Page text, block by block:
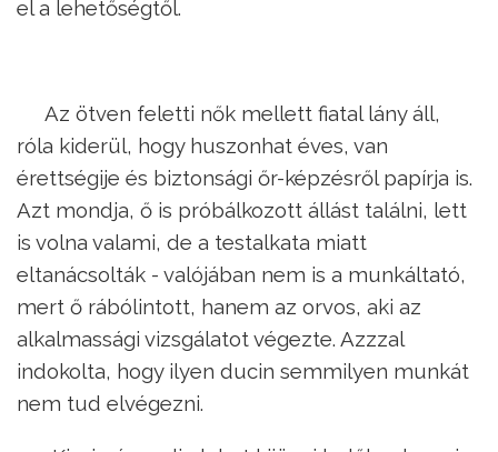
el a lehetőségtől.
Az ötven feletti nők mellett fiatal lány áll,
róla kiderül, hogy huszonhat éves, van
érettségije és biztonsági őr-képzésről papírja is.
Azt mondja, ő is próbálkozott állást találni, lett
is volna valami, de a testalkata miatt
eltanácsolták - valójában nem is a munkáltató,
mert ő rábólintott, hanem az orvos, aki az
alkalmassági vizsgálatot végezte. Azzzal
indokolta, hogy ilyen ducin semmilyen munkát
nem tud elvégezni.